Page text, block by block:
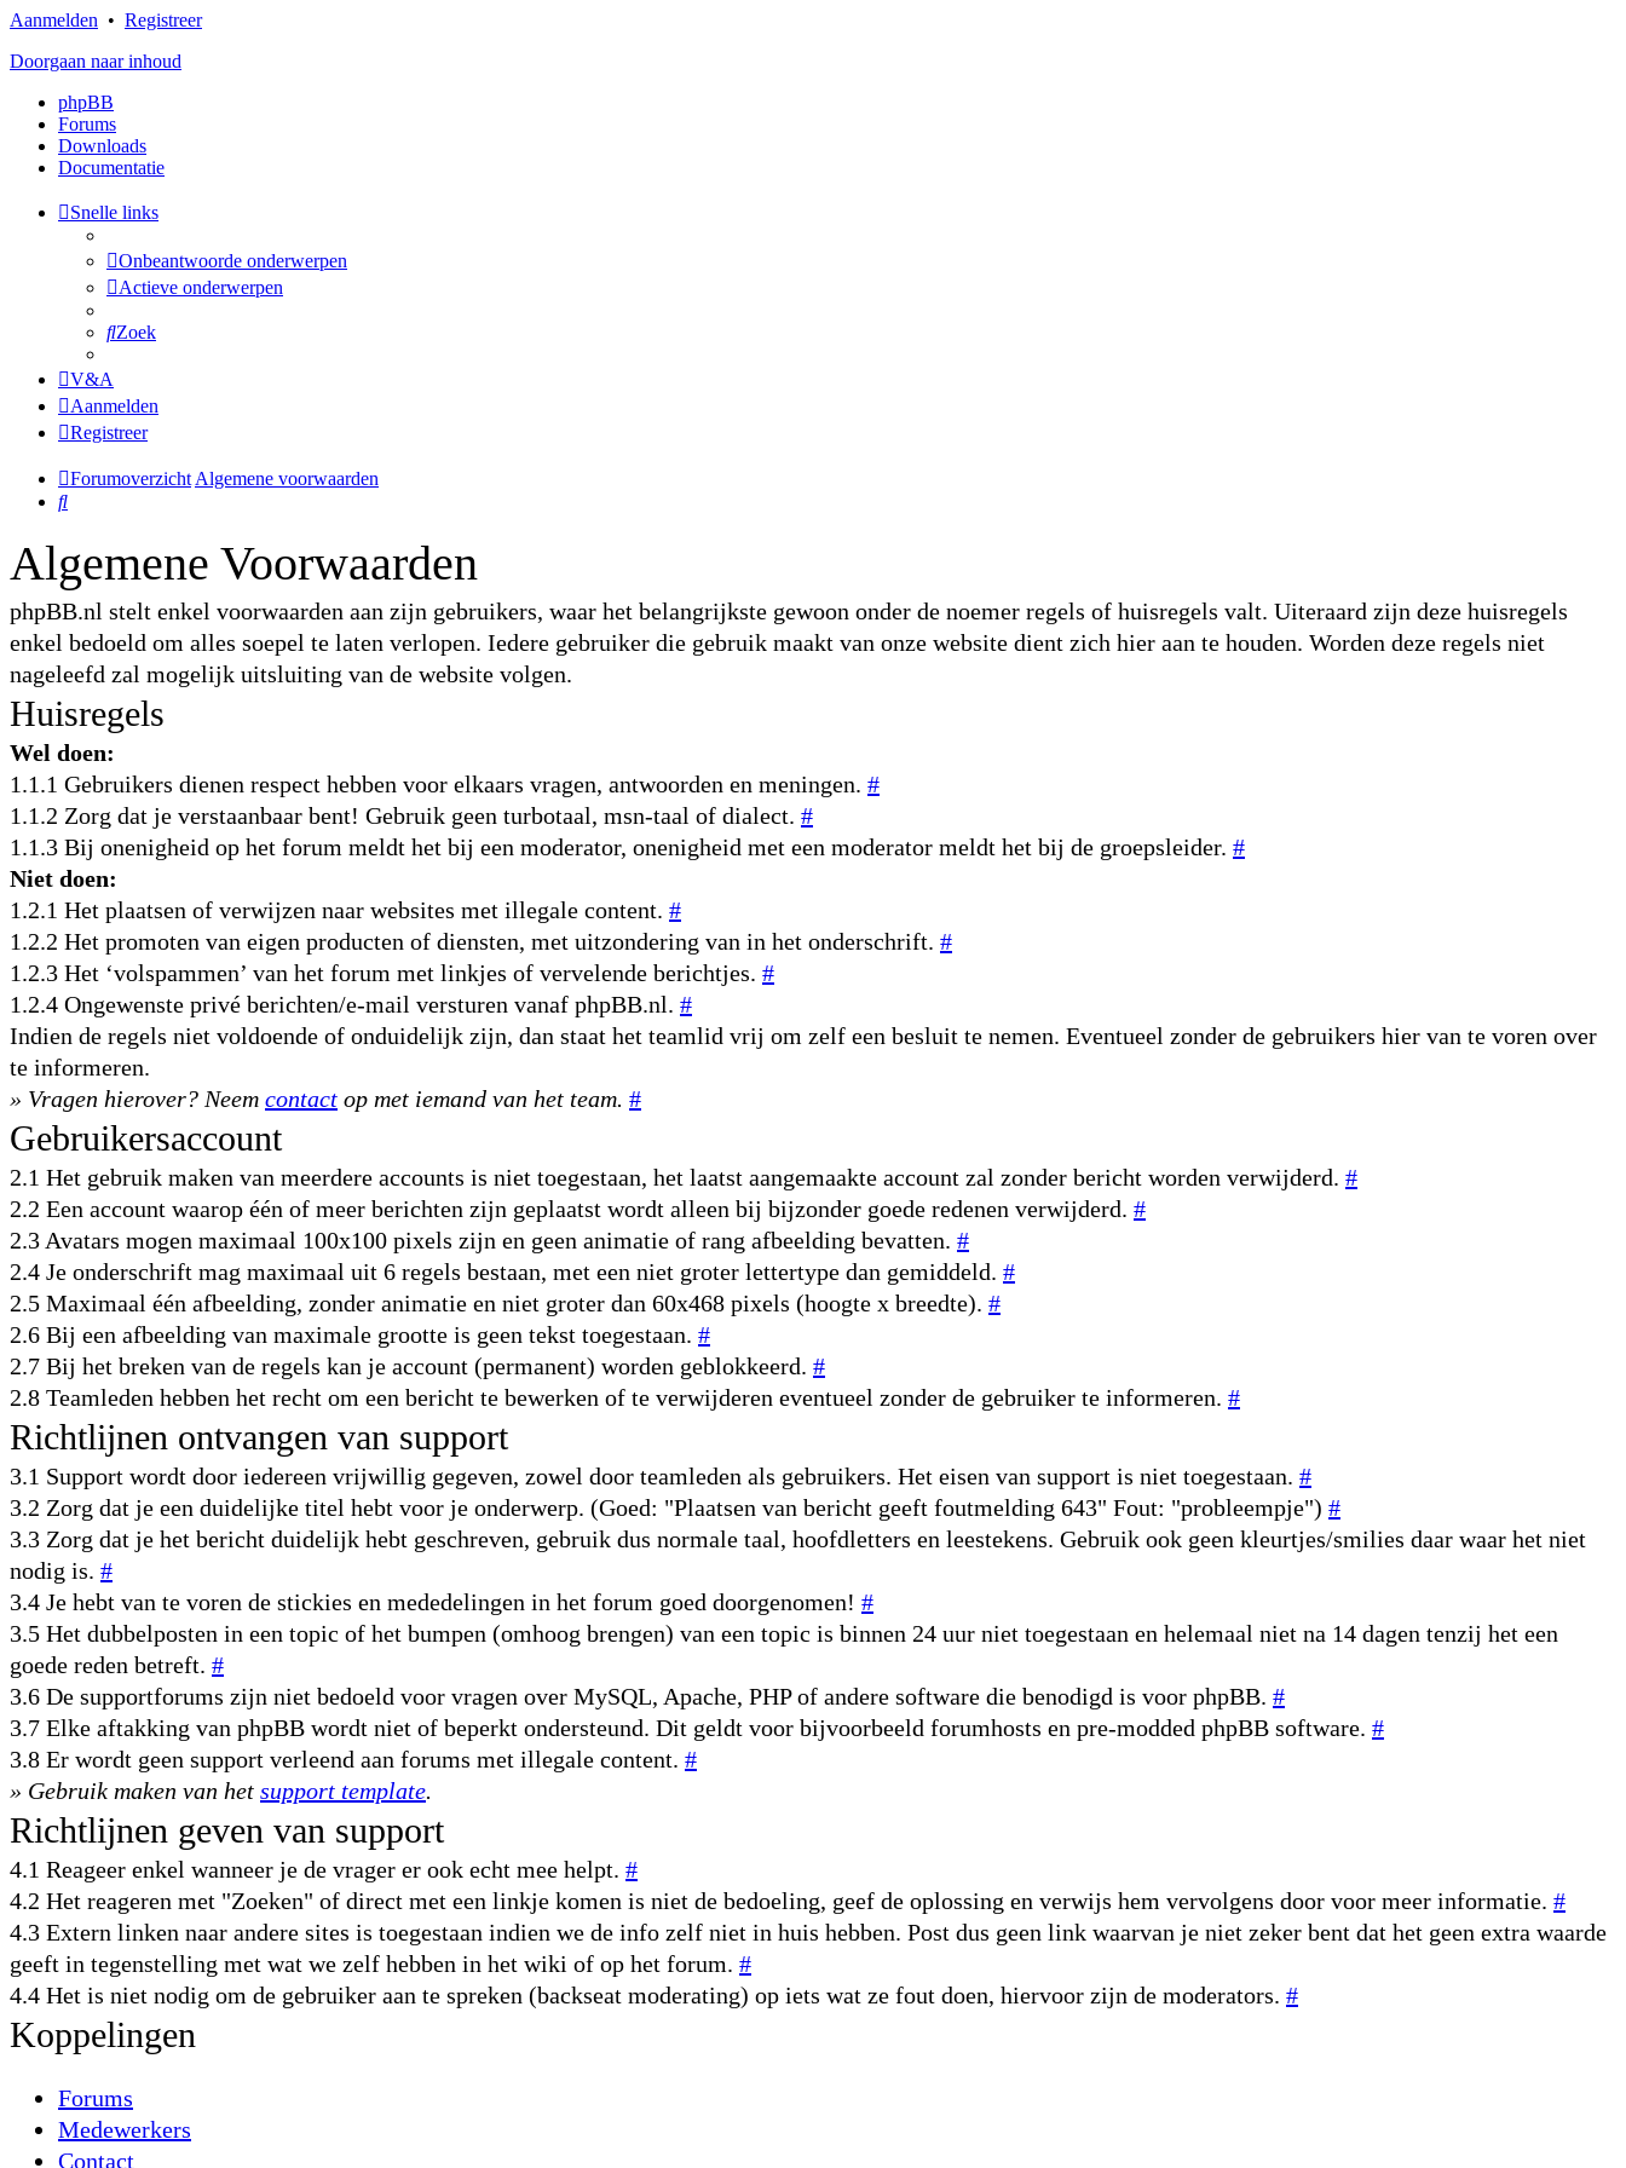
Aanmelden • Registreer
Doorgaan naar inhoud
phpBB
Forums
Downloads
Documentatie
Snelle links
Onbeantwoorde onderwerpen
Actieve onderwerpen
Zoek
V&A
Aanmelden
Registreer
Forumoverzicht Algemene voorwaarden
Zoek
Algemene Voorwaarden
phpBB.nl stelt enkel voorwaarden aan zijn gebruikers, waar het belangrijkste gewoon onder de noemer regels of huisregels valt. Uiteraard zijn deze huisregels
enkel bedoeld om alles soepel te laten verlopen. Iedere gebruiker die gebruik maakt van onze website dient zich hier aan te houden. Worden deze regels niet
nageleefd zal mogelijk uitsluiting van de website volgen.
Huisregels
Wel doen:
1.1.1 Gebruikers dienen respect hebben voor elkaars vragen, antwoorden en meningen. #
1.1.2 Zorg dat je verstaanbaar bent! Gebruik geen turbotaal, msn-taal of dialect. #
1.1.3 Bij onenigheid op het forum meldt het bij een moderator, onenigheid met een moderator meldt het bij de groepsleider. #
Niet doen:
1.2.1 Het plaatsen of verwijzen naar websites met illegale content. #
1.2.2 Het promoten van eigen producten of diensten, met uitzondering van in het onderschrift. #
1.2.3 Het ‘volspammen’ van het forum met linkjes of vervelende berichtjes. #
1.2.4 Ongewenste privé berichten/e-mail versturen vanaf phpBB.nl. #
Indien de regels niet voldoende of onduidelijk zijn, dan staat het teamlid vrij om zelf een besluit te nemen. Eventueel zonder de gebruikers hier van te voren over
te informeren.
» Vragen hierover? Neem contact op met iemand van het team. #
Gebruikersaccount
2.1 Het gebruik maken van meerdere accounts is niet toegestaan, het laatst aangemaakte account zal zonder bericht worden verwijderd. #
2.2 Een account waarop één of meer berichten zijn geplaatst wordt alleen bij bijzonder goede redenen verwijderd. #
2.3 Avatars mogen maximaal 100x100 pixels zijn en geen animatie of rang afbeelding bevatten. #
2.4 Je onderschrift mag maximaal uit 6 regels bestaan, met een niet groter lettertype dan gemiddeld. #
2.5 Maximaal één afbeelding, zonder animatie en niet groter dan 60x468 pixels (hoogte x breedte). #
2.6 Bij een afbeelding van maximale grootte is geen tekst toegestaan. #
2.7 Bij het breken van de regels kan je account (permanent) worden geblokkeerd. #
2.8 Teamleden hebben het recht om een bericht te bewerken of te verwijderen eventueel zonder de gebruiker te informeren. #
Richtlijnen ontvangen van support
3.1 Support wordt door iedereen vrijwillig gegeven, zowel door teamleden als gebruikers. Het eisen van support is niet toegestaan. #
3.2 Zorg dat je een duidelijke titel hebt voor je onderwerp. (Goed: "Plaatsen van bericht geeft foutmelding 643" Fout: "probleempje") #
3.3 Zorg dat je het bericht duidelijk hebt geschreven, gebruik dus normale taal, hoofdletters en leestekens. Gebruik ook geen kleurtjes/smilies daar waar het niet
nodig is. #
3.4 Je hebt van te voren de stickies en mededelingen in het forum goed doorgenomen! #
3.5 Het dubbelposten in een topic of het bumpen (omhoog brengen) van een topic is binnen 24 uur niet toegestaan en helemaal niet na 14 dagen tenzij het een
goede reden betreft. #
3.6 De supportforums zijn niet bedoeld voor vragen over MySQL, Apache, PHP of andere software die benodigd is voor phpBB. #
3.7 Elke aftakking van phpBB wordt niet of beperkt ondersteund. Dit geldt voor bijvoorbeeld forumhosts en pre-modded phpBB software. #
3.8 Er wordt geen support verleend aan forums met illegale content. #
» Gebruik maken van het support template.
Richtlijnen geven van support
4.1 Reageer enkel wanneer je de vrager er ook echt mee helpt. #
4.2 Het reageren met "Zoeken" of direct met een linkje komen is niet de bedoeling, geef de oplossing en verwijs hem vervolgens door voor meer informatie. #
4.3 Extern linken naar andere sites is toegestaan indien we de info zelf niet in huis hebben. Post dus geen link waarvan je niet zeker bent dat het geen extra waarde
geeft in tegenstelling met wat we zelf hebben in het wiki of op het forum. #
4.4 Het is niet nodig om de gebruiker aan te spreken (backseat moderating) op iets wat ze fout doen, hiervoor zijn de moderators. #
Koppelingen
Forums
Medewerkers
Contact